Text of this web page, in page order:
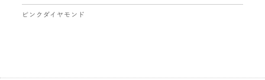
ピンクダイヤモンド